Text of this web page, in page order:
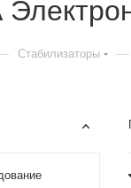
Стабилизаторы —